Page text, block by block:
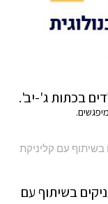
בכתות ג'-יב'.
בשיתוף עם